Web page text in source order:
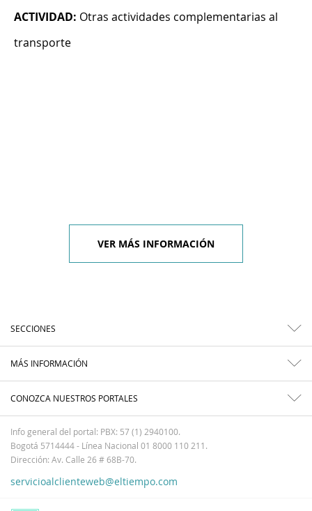
ACTIVIDAD: Otras actividades complementarias al
transporte
VER MÁS INFORMACIÓN
SECCIONES
MÁS INFORMACIÓN
CONOZCA NUESTROS PORTALES
Info general del portal: PBX: 57 (1) 2940100.
Bogotá 5714444 - Línea Nacional 01 8000 110 211.
Dirección: Av. Calle 26 # 68B-70.
servicioalclienteweb@eltiempo.com